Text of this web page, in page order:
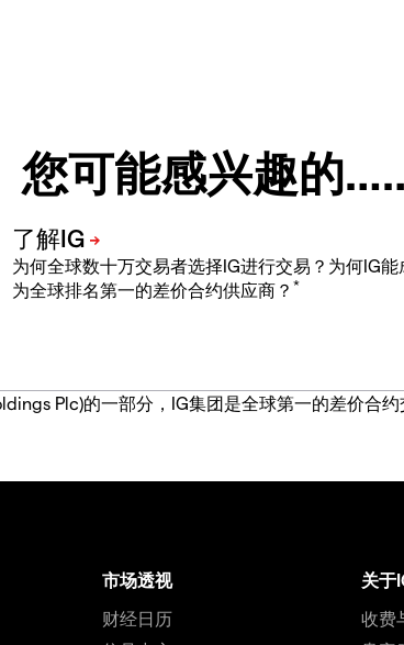
您可能感兴趣的
为何全球数十万交易者选择IG进行交易？为何IG能
为全球排名第一的差价合约供应商？ *
Plc)的一部分，IG集团是全球第一的差价合
市场透视
财经日历
关于
收费